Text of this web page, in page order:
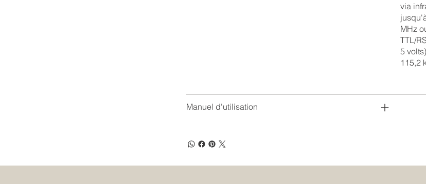
via
MHz
TTL/
5
115,2
Manuel d'utilisation